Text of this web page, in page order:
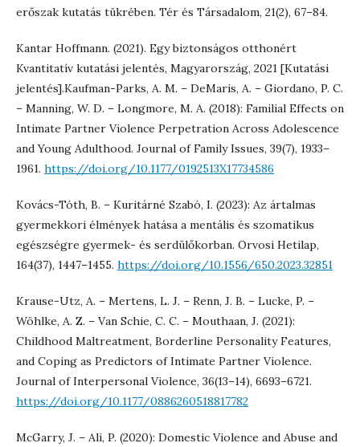
erőszak kutatás tükrében. Tér és Társadalom, 21(2), 67–84.
Kantar Hoffmann. (2021). Egy biztonságos otthonért
Kvantitatív kutatási jelentés, Magyarország, 2021 [Kutatási
jelentés].Kaufman-Parks, A. M. – DeMaris, A. – Giordano, P. C.
– Manning, W. D. – Longmore, M. A. (2018): Familial Effects on
Intimate Partner Violence Perpetration Across Adolescence
and Young Adulthood. Journal of Family Issues, 39(7), 1933–
1961. https://doi.org/10.1177/0192513X17734586
Kovács-Tóth, B. – Kuritárné Szabó, I. (2023): Az ártalmas
gyermekkori élmények hatása a mentális és szomatikus
egészségre gyermek- és serdülőkorban. Orvosi Hetilap,
164(37), 1447–1455. https://doi.org/10.1556/650.2023.32851
Krause-Utz, A. – Mertens, L. J. – Renn, J. B. – Lucke, P. –
Wöhlke, A. Z. – Van Schie, C. C. – Mouthaan, J. (2021):
Childhood Maltreatment, Borderline Personality Features,
and Coping as Predictors of Intimate Partner Violence.
Journal of Interpersonal Violence, 36(13–14), 6693–6721.
https://doi.org/10.1177/0886260518817782
McGarry, J. – Ali, P. (2020): Domestic Violence and Abuse and